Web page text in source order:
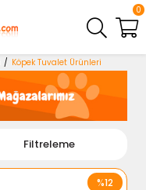
0
Köpek Tuvalet Ürünleri
Filtreleme
%12